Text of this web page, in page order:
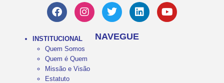
NAVEGUE
INSTITUCIONAL
Quem Somos
Quem é Quem
Missão e Visão
Estatuto